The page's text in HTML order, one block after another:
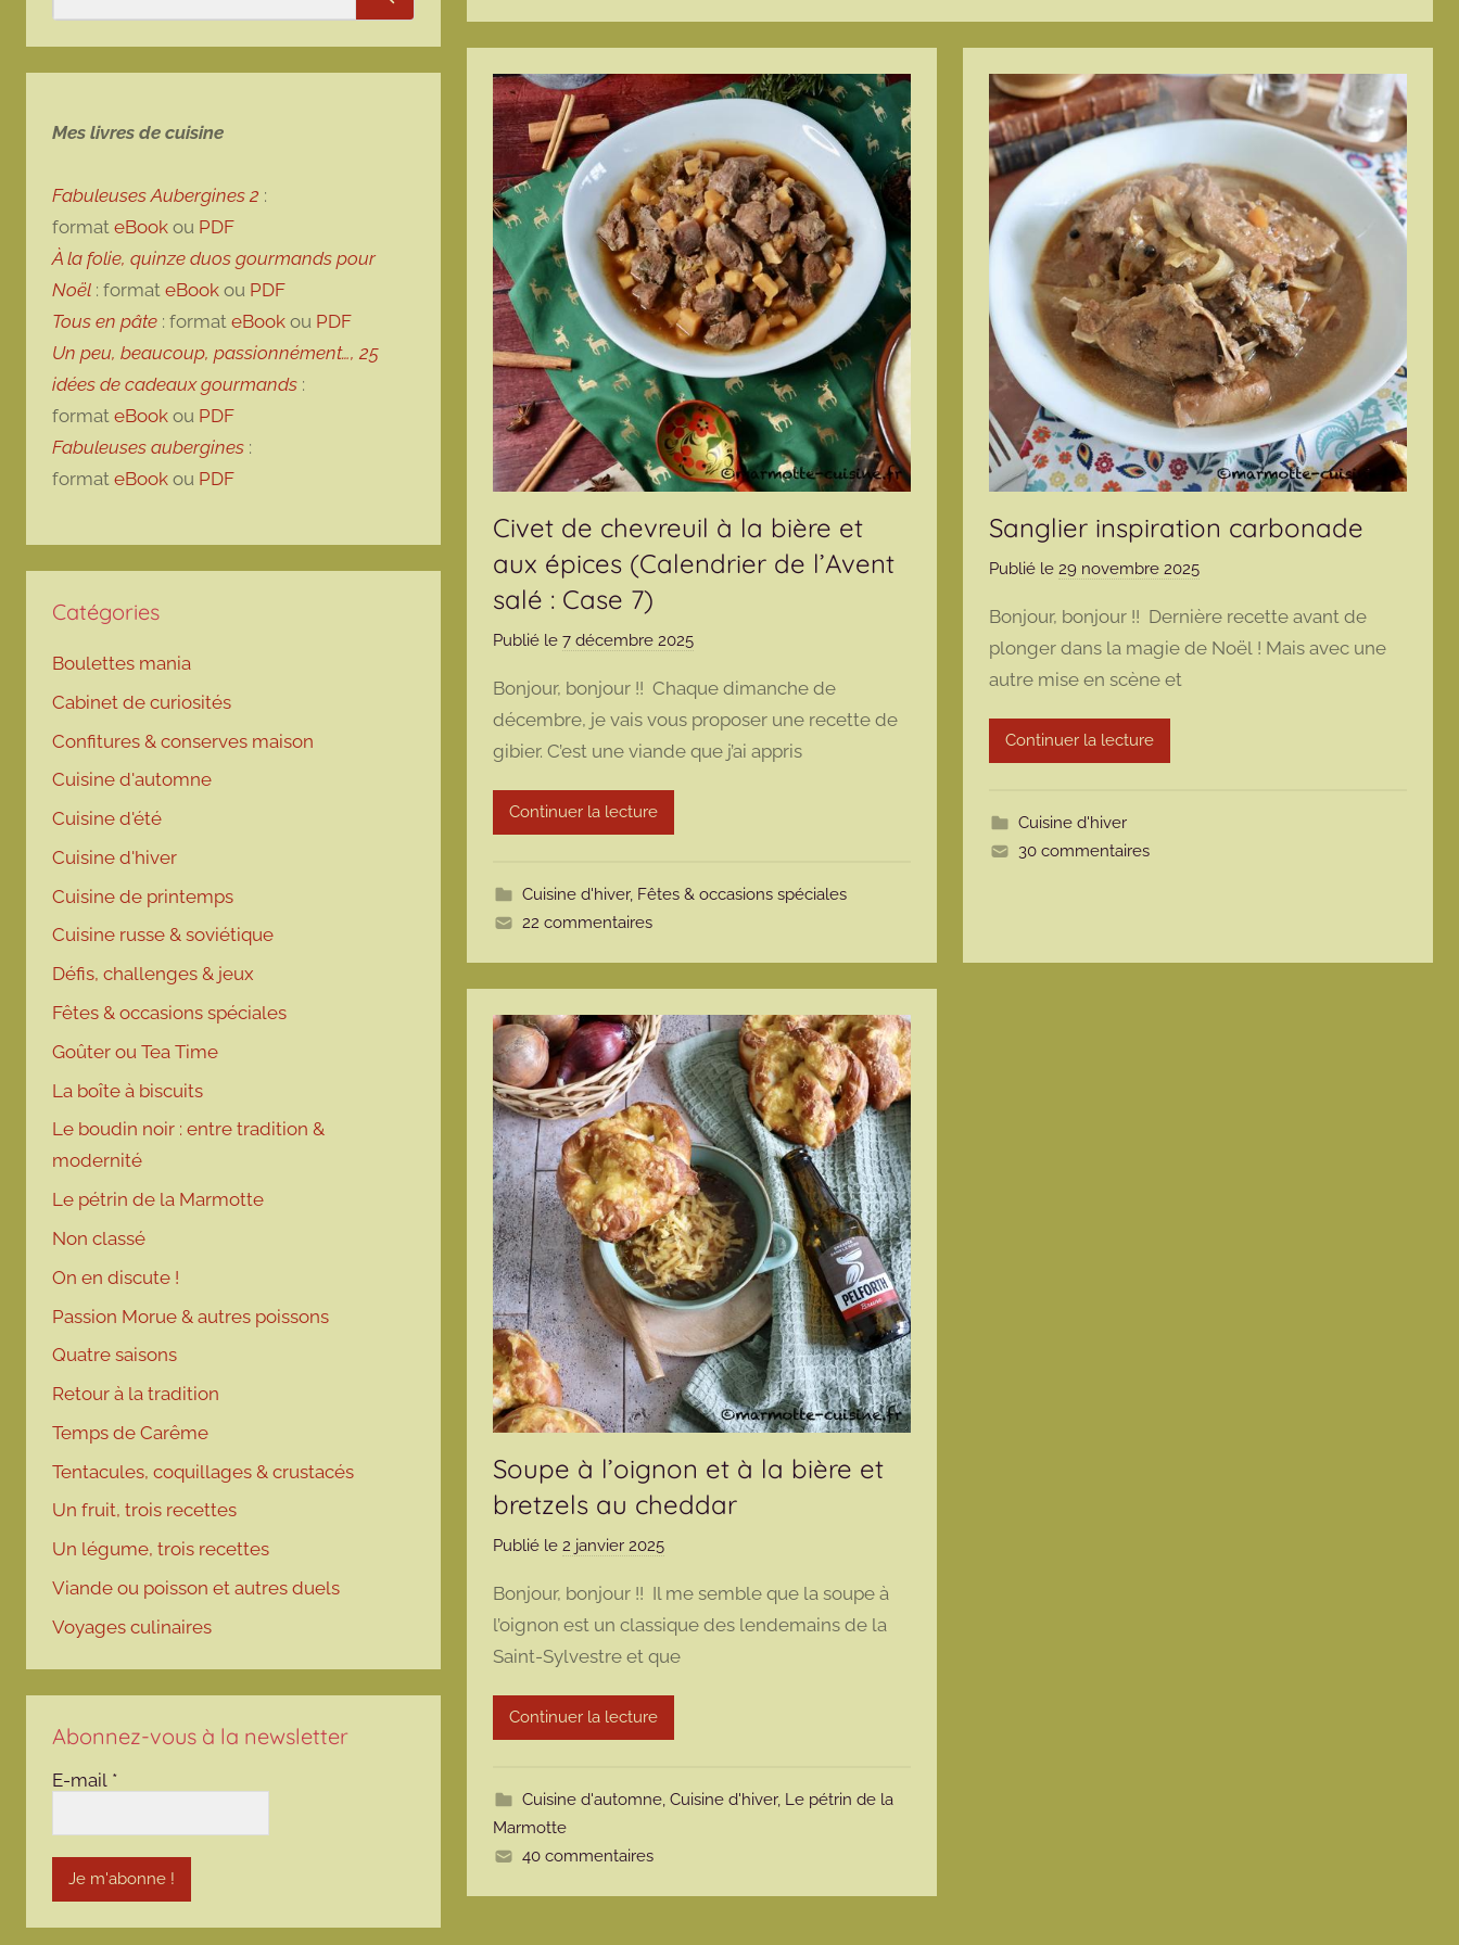
Civet de chevreuil à la bière et
aux épices (Calendrier de l’Avent
salé : Case 7)
Publié le 7 décembre 2025p
r
m
a
t
Bonjour, bonjour !! Chaque dimanche de
décembre, je vais vous proposer une recette de
gibier. C’est une viande que j’ai appris
Continuer la lecture
Cuisine d'hiver, Fêtes & occasions spéciales
22 commentaires
Sanglier inspiration carbonade
Publié le 29 novembre 2025p
r
m
Bonjour, bonjour !! Dernière recette avant de
plonger dans la magie de Noël ! Mais avec une
autre mise en scène et
Continuer la lecture
Cuisine d'hiver
30 commentaires
Soupe à l’oignon et à la bière et
bretzels au cheddar
Publié le 2 janvier 2025p
r
m
a
o
t
Bonjour, bonjour !! Il me semble que la soupe à
l’oignon est un classique des lendemains de la
Saint-Sylvestre et que
Continuer la lecture
Cuisine d'automne,Cuisine d'hiver, Le pétrin de la
Marmotte
40 commentaires
Rechercher
Mes livres de cuisine
Fabuleuses Aubergines 2 :
format eBook ou PDF
À la folie, quinze duos gourmands pour
Noël : format eBook ou PDF
Tous en pâte : format eBook ou PDF
Un peu, beaucoup, passionnément…, 25
idées de cadeaux gourmands :
format eBook ou PDF
Fabuleuses aubergines :
format eBook ou PDF
Catégories
Boulettes mania
Cabinet de curiosités
Confitures & conserves maison
Cuisine d'automne
Cuisine d'été
Cuisine d'hiver
Cuisine de printemps
Cuisine russe & soviétique
Défis, challenges & jeux
Fêtes & occasions spéciales
Goûter ou Tea Time
La boîte à biscuits
Le boudin noir : entre tradition &
modernité
Le pétrin de la Marmotte
Non classé
On en discute !
Passion Morue & autres poissons
Quatre saisons
Retour à la tradition
Temps de Carême
Tentacules, coquillages & crustacés
Un fruit, trois recettes
Un légume, trois recettes
Viande ou poisson et autres duels
Voyages culinaires
Abonnez-vous à la newsletter
E-mail *